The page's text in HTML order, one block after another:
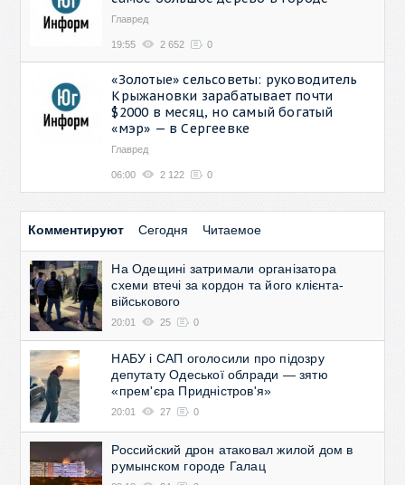
Главред
19:55 2 652 0
«Золотые» сельсоветы: руководитель
Крыжановки зарабатывает почти
$2000 в месяц, но самый богатый
«мэр» — в Сергеевке
Главред
06:00 2 122 0
Комментируют Сегодня Читаемое
На Одещині затримали організатора
схеми втечі за кордон та його клієнта-
військового
20:01 25 0
НАБУ і САП оголосили про підозру
депутату Одеської облради — зятю
«прем'єра Придністров'я»
20:01 27 0
Российский дрон атаковал жилой дом в
румынском городе Галац